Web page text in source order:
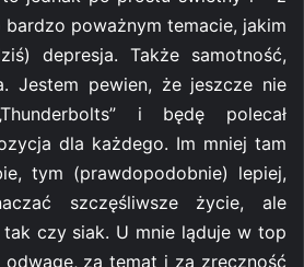
poważnym temacie, jakim
depresja. Także samotność,
Jestem pewien, że jeszcze nie
i będę polecał
dla każdego. Im mniej tam
tym (prawdopodobnie) lepiej,
szczęśliwsze życie, ale
czy siak. U mnie ląduje w top
za temat i za zręczność